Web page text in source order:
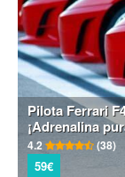
Pilota Ferrari
¡Adrenalina
4.2 (38)
59€